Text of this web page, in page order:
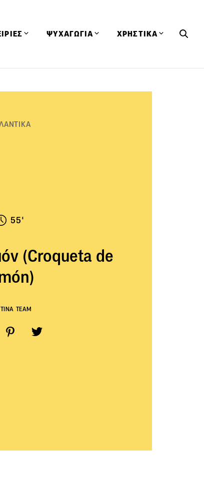
ΨΥΧΑΓΩΓΙΑ ΧΡΗΣΤΙΚΑ
55'
(Croqueta de
TEAM